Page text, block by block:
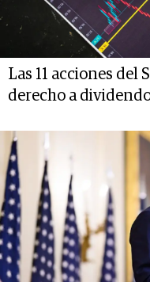
Las 11 acciones del
derecho a